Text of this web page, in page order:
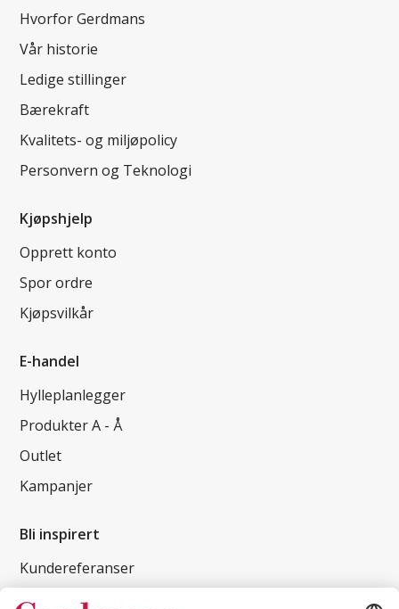
Hvorfor Gerdmans
Vår historie
Ledige stillinger
Bærekraft
Kvalitets- og miljøpolicy
Personvern og Teknologi
Kjøpshjelp
Opprett konto
Spor ordre
Kjøpsvilkår
E-handel
Hylleplanlegger
Produkter A - Å
Outlet
Kampanjer
Bli inspirert
Kundereferanser
Magasin